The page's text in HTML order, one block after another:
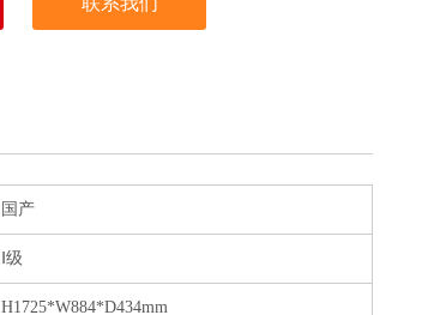
国产
Ⅰ级
H1725*W884*D434mm